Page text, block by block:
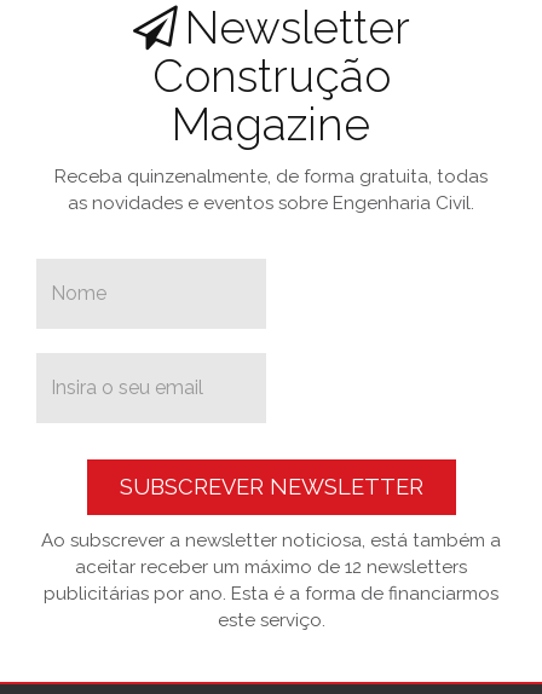
Newsletter
Construção
Magazine
Receba quinzenalmente, de forma gratuita, todas
as novidades e eventos sobre Engenharia Civil.
SUBSCREVER NEWSLETTER
Ao subscrever a newsletter noticiosa, está também a
aceitar receber um máximo de 12 newsletters
publicitárias por ano. Esta é a forma de financiarmos
este serviço.